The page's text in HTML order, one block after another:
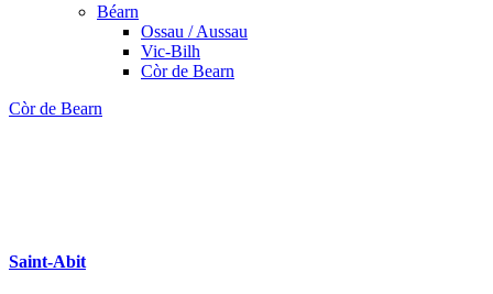
Béarn
Ossau / Aussau
Vic-Bilh
Còr de Bearn
Còr de Bearn
Saint-Abit